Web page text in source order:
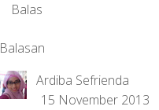
Balas
Balasan
Ardiba Sefrienda
15 November 2013